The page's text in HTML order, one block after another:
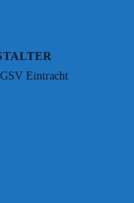
Eintracht